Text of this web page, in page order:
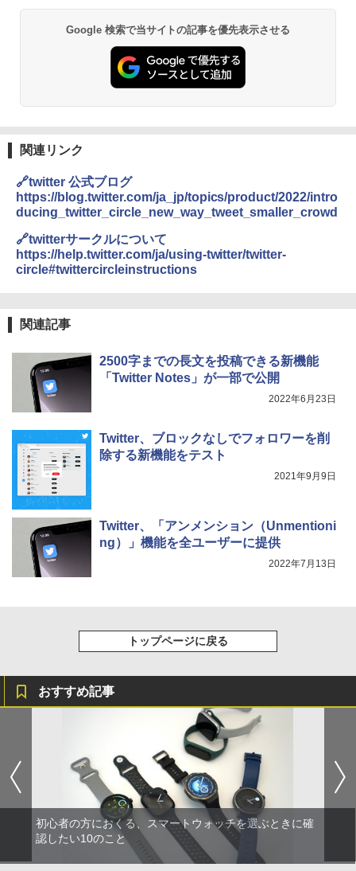
Google 検索で当サイトの記事を優先表示させる
関連リンク
🔗twitter 公式ブログ
https://blog.twitter.com/ja_jp/topics/product/2022/intro
ducing_twitter_circle_new_way_tweet_smaller_crowd
🔗twitterサークルについて
https://help.twitter.com/ja/using-twitter/twitter-
circle#twittercircleinstructions
関連記事
2500字までの長文を投稿できる新機能
「Twitter Notes」が一部で公開
2022年6月23日
Twitter、ブロックなしでフォロワーを削
除する新機能をテスト
2021年9月9日
Twitter、「アンメンション（Unmentioni
ng）」機能を全ユーザーに提供
2022年7月13日
トップページに戻る
おすすめ記事
初心者の方におくる、スマートウォッチを選ぶときに確
認したい10のこと